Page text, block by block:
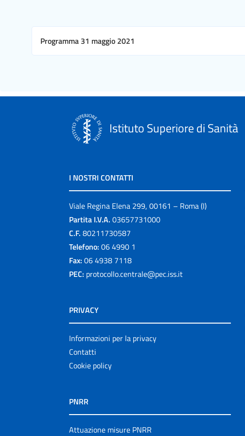
Programma 31 maggio 2021
Istituto Superiore di Sanità
I NOSTRI CONTATTI
Viale Regina Elena 299, 00161 – Roma (I)
Partita I.V.A. 03657731000
C.F. 80211730587
Telefono: 06 4990 1
Fax: 06 4938 7118
PEC: protocollo.centrale@pec.iss.it
PRIVACY
Informazioni per la privacy
Contatti
Cookie policy
PNRR
Attuazione misure PNRR